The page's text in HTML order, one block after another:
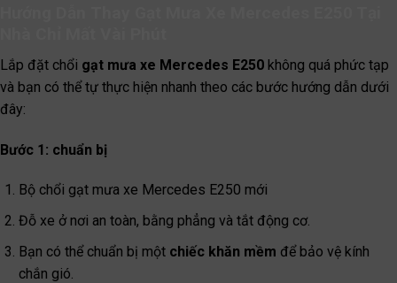
Lắp đặt chổi gạt mưa xe Mercedes E250 không quá phức tạp
và bạn có thể tự thực hiện nhanh theo các bước hướng dẫn dưới
đây:
Bước 1: chuẩn bị
Bộ chổi gạt mưa xe Mercedes E250 mới
Đỗ xe ở nơi an toàn, bằng phẳng và tắt động cơ.
Bạn có thể chuẩn bị một chiếc khăn mềm để bảo vệ kính
chắn gió.